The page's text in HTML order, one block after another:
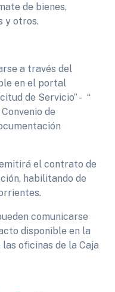
de bienes,
y otros.
a través del
en el portal
de Servicio” - “
de
el contrato de
habilitando de
comunicarse
disponible en la
oficinas de la Caja